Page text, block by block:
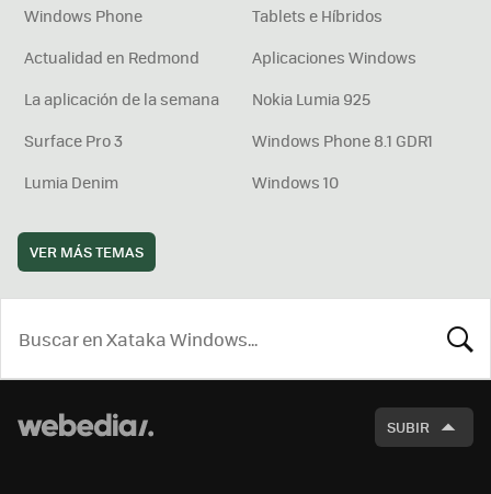
Windows Phone
Tablets e Híbridos
Actualidad en Redmond
Aplicaciones Windows
La aplicación de la semana
Nokia Lumia 925
Surface Pro 3
Windows Phone 8.1 GDR1
Lumia Denim
Windows 10
VER MÁS TEMAS
SUBIR